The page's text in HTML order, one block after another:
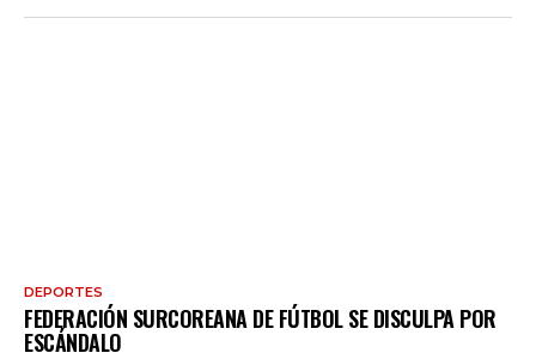
DEPORTES
FEDERACIÓN SURCOREANA DE FÚTBOL SE DISCULPA POR
ESCÁNDALO